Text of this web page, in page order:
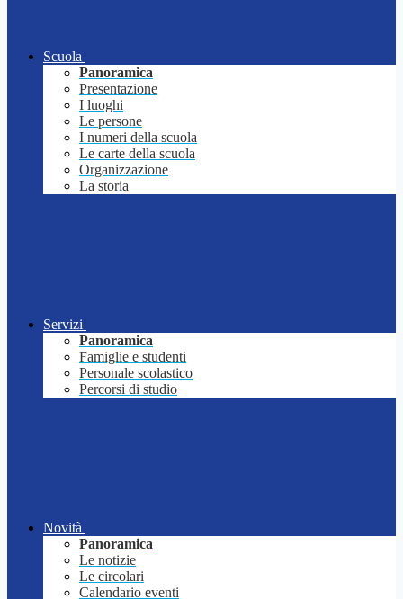
Scuola
Panoramica
Presentazione
I luoghi
Le persone
I numeri della scuola
Le carte della scuola
Organizzazione
La storia
Servizi
Panoramica
Famiglie e studenti
Personale scolastico
Percorsi di studio
Novità
Panoramica
Le notizie
Le circolari
Calendario eventi